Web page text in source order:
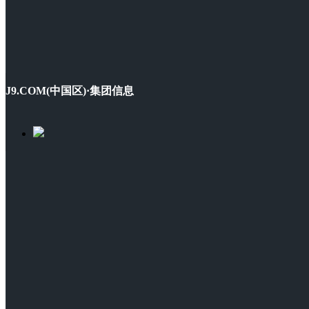
J9.COM(中国区)·集团信息